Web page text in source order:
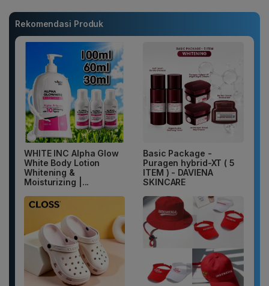
Rekomendasi Produk
WHITE INC Alpha Glow
White Body Lotion
Whitening &
Moisturizing |...
Basic Package -
Puragen hybrid-XT ( 5
ITEM ) - DAVIENA
SKINCARE